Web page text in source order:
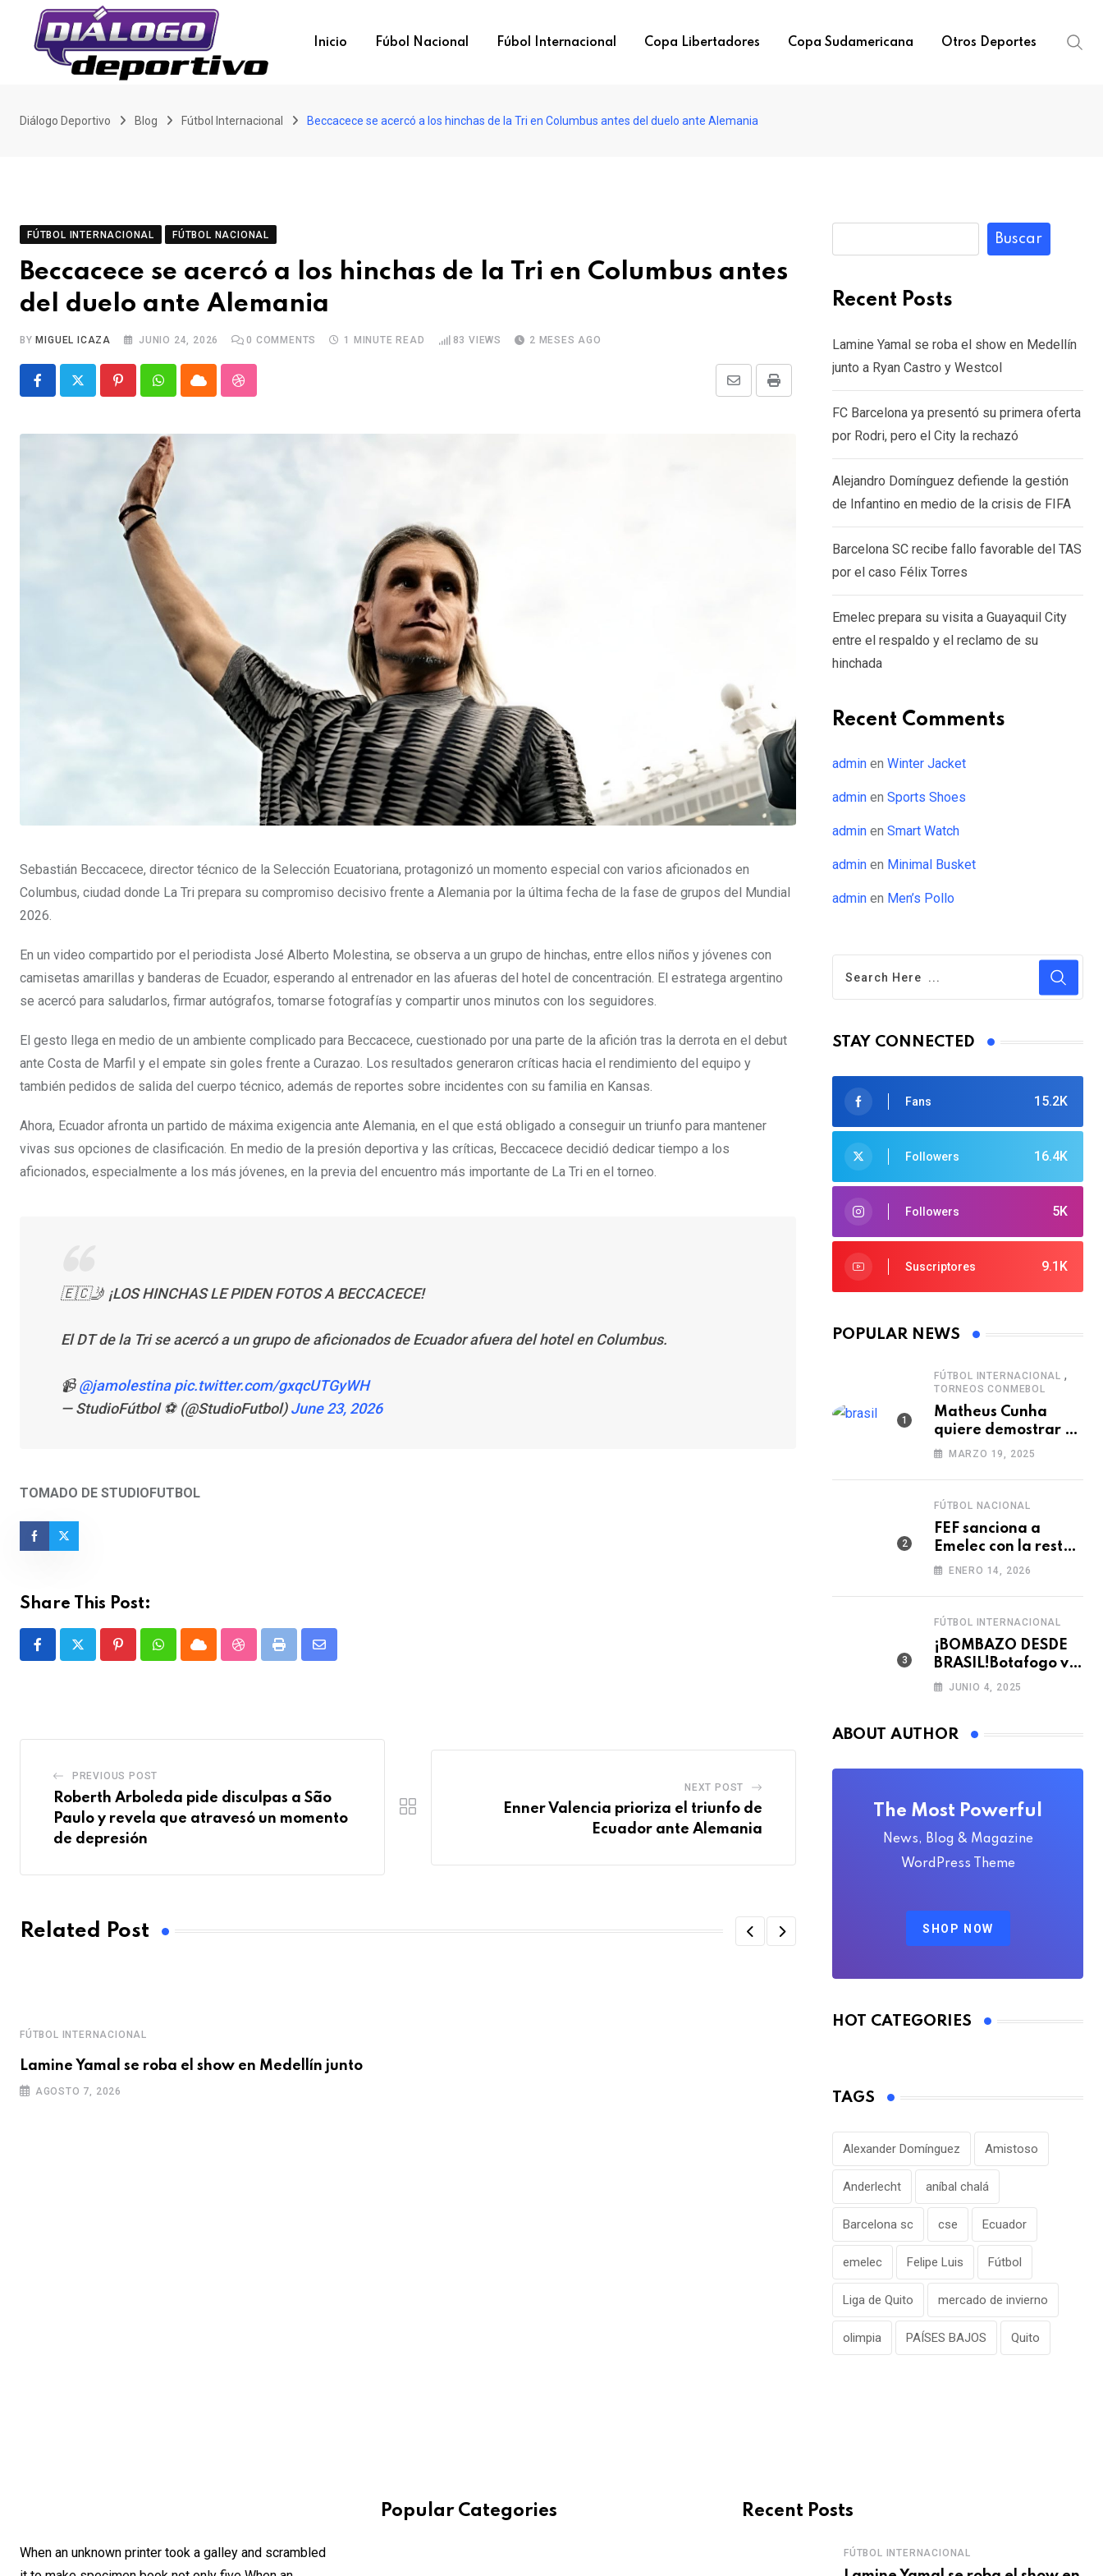
content
Inicio Fúbol Nacional Fúbol Internacional Copa Libertadores Copa Sudamericana Otros Deportes
Diálogo Deportivo Blog Fútbol Internacional Beccacece se acercó a los hinchas de la Tri en Columbus antes del duelo ante Alemania
FÚTBOL INTERNACIONAL FÚTBOL NACIONAL
Beccacece se acercó a los hinchas de la Tri en Columbus antes
del duelo ante Alemania
BY MIGUEL ICAZA JUNIO 24, 2026 0 COMMENTS 1 MINUTE READ 83 VIEWS 2 MESES AGO
PinterestWhatsappCloud StumbleUpon Print
Share
Sebastián Beccacece, director técnico de la Selección Ecuatoriana, protagonizó un momento especial con varios aficionados en
Columbus, ciudad donde La Tri prepara su compromiso decisivo frente a Alemania por la última fecha de la fase de grupos del Mundial
2026.
En un video compartido por el periodista José Alberto Molestina, se observa a un grupo de hinchas, entre ellos niños y jóvenes con
camisetas amarillas y banderas de Ecuador, esperando al entrenador en las afueras del hotel de concentración. El estratega argentino
se acercó para saludarlos, firmar autógrafos, tomarse fotografías y compartir unos minutos con los seguidores.
El gesto llega en medio de un ambiente complicado para Beccacece, cuestionado por una parte de la afición tras la derrota en el debut
ante Costa de Marfil y el empate sin goles frente a Curazao. Los resultados generaron críticas hacia el rendimiento del equipo y
también pedidos de salida del cuerpo técnico, además de reportes sobre incidentes con su familia en Kansas.
Ahora, Ecuador afronta un partido de máxima exigencia ante Alemania, en el que está obligado a conseguir un triunfo para mantener
vivas sus opciones de clasificación. En medio de la presión deportiva y las críticas, Beccacece decidió dedicar tiempo a los
aficionados, especialmente a los más jóvenes, en la previa del encuentro más importante de La Tri en el torneo.
🇪🇨🤳 ¡LOS HINCHAS LE PIDEN FOTOS A BECCACECE!
El DT de la Tri se acercó a un grupo de aficionados de Ecuador afuera del hotel en Columbus.
📹@jamolestina pic.twitter.com/gxqcUTGyWH
— StudioFútbol ⚽ (@StudioFutbol)June 23, 2026
TOMADO DE STUDIOFUTBOL
Share This Post:
PinterestWhatsappCloud StumbleUpon
Print
Share
PREVIOUS POST
Roberth Arboleda pide disculpas a São
Paulo y revela que atravesó un momento
de depresión
NEXT POST
Enner Valencia prioriza el triunfo de
Ecuador ante Alemania
Related Post
FÚTBOL INTERNACIONAL
Lamine Yamal se roba el show en Medellín junto
AGOSTO 7, 2026 AGOSTO 7, 2026
Buscar
Recent Posts
Lamine Yamal se roba el show en Medellín
junto a Ryan Castro y Westcol
FC Barcelona ya presentó su primera oferta
por Rodri, pero el City la rechazó
Alejandro Domínguez defiende la gestión
de Infantino en medio de la crisis de FIFA
Barcelona SC recibe fallo favorable del TAS
por el caso Félix Torres
Emelec prepara su visita a Guayaquil City
entre el respaldo y el reclamo de su
hinchada
Recent Comments
admin en Winter Jacket
admin en Sports Shoes
admin en Smart Watch
admin en Minimal Busket
admin en Men’s Pollo
STAY CONNECTED
15.2K
Fans
16.4K
Followers
5K
Followers
9.1K
Suscriptores
POPULAR NEWS
FÚTBOL INTERNACIONAL ,
TORNEOS CONMEBOL
Matheus Cunha
quiere demostrar el
verdadero nivel de
MARZO 19, 2025
FÚTBOL NACIONAL
FEF sanciona a
Emelec con la resta
de tres puntos para
ENERO 14, 2026
FÚTBOL INTERNACIONAL
¡BOMBAZO DESDE
BRASIL!Botafogo va
con TODO por el
JUNIO 4, 2025
ABOUT AUTHOR
The Most Powerful
News, Blog & Magazine
WordPress Theme
SHOP NOW
HOT CATEGORIES
TAGS
Alexander Domínguez Amistoso
Anderlecht aníbal chalá
Barcelona sc cse Ecuador
emelec Felipe Luis Fútbol
Liga de Quito mercado de invierno
olimpia PAÍSES BAJOS Quito
When an unknown printer took a galley and scrambled
Popular Categories Recent Posts
FÚTBOL INTERNACIONAL